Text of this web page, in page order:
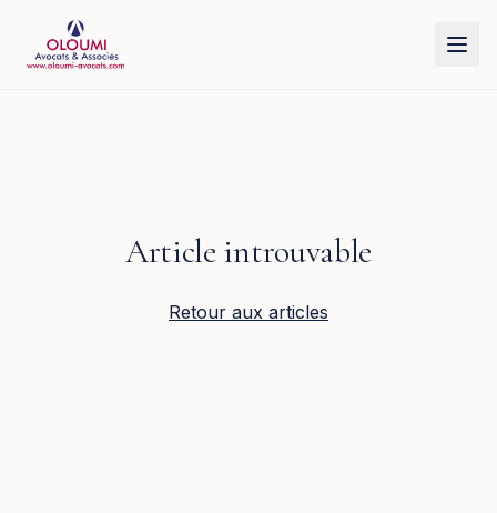
Article introuvable
Retour aux articles